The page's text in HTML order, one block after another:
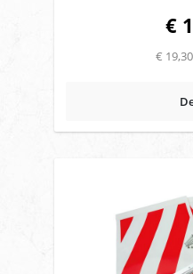
bestand Prijzen
300 millimeter
€
€